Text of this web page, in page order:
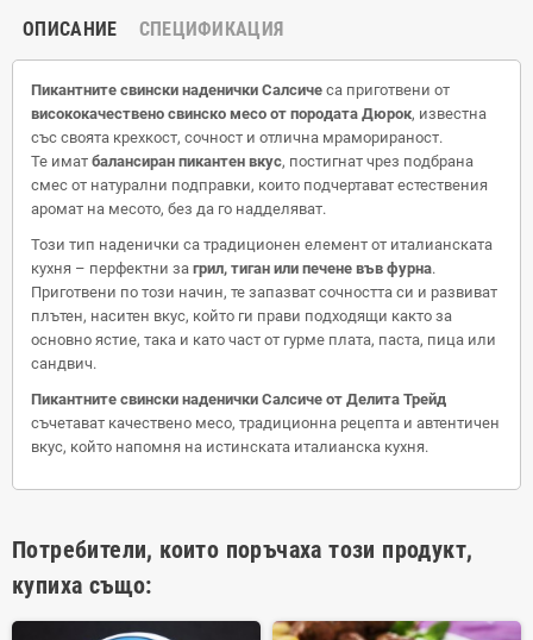
ОПИСАНИЕ СПЕЦИФИКАЦИЯ
Пикантните свински наденички Салсиче са приготвени от
висококачествено свинско месо от породата Дюрок, известна
със своята крехкост, сочност и отлична мраморираност.
Те имат балансиран пикантен вкус, постигнат чрез подбрана
смес от натурални подправки, които подчертават естествения
аромат на месото, без да го надделяват.
Този тип наденички са традиционен елемент от италианската
кухня – перфектни за грил, тиган или печене във фурна.
Приготвени по този начин, те запазват сочността си и развиват
плътен, наситен вкус, който ги прави подходящи както за
основно ястие, така и като част от гурме плата, паста, пица или
сандвич.
Пикантните свински наденички Салсиче от Делита Трейд
съчетават качествено месо, традиционна рецепта и автентичен
вкус, който напомня на истинската италианска кухня.
Потребители, които поръчаха този продукт,
купиха също: